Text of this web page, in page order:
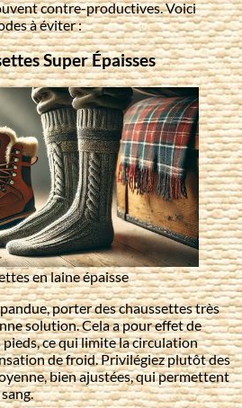
contre-productives. Voici
à éviter :
Super Épaisses
en laine épaisse
porter des chaussettes très
solution. Cela a pour effet de
ce qui limite la circulation
de froid. Privilégiez plutôt des
bien ajustées, qui permettent